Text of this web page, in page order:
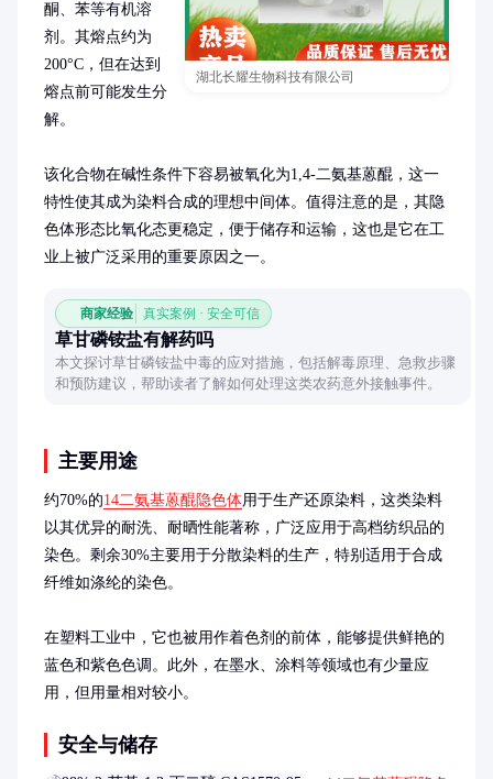
湖北长耀生物科技有限公司
酮、苯等有机溶
剂。其熔点约为
200°C，但在达到
熔点前可能发生分
解。
该化合物在碱性条件下容易被氧化为1,4-二氨基蒽醌，这一
特性使其成为染料合成的理想中间体。值得注意的是，其隐
色体形态比氧化态更稳定，便于储存和运输，这也是它在工
业上被广泛采用的重要原因之一。
商家经验 真实案例 · 安全可信
草甘磷铵盐有解药吗
本文探讨草甘磷铵盐中毒的应对措施，包括解毒原理、急救步骤
和预防建议，帮助读者了解如何处理这类农药意外接触事件。
主要用途
约70%的14二氨基蒽醌隐色体用于生产还原染料，这类染料
以其优异的耐洗、耐晒性能著称，广泛应用于高档纺织品的
染色。剩余30%主要用于分散染料的生产，特别适用于合成
纤维如涤纶的染色。
在塑料工业中，它也被用作着色剂的前体，能够提供鲜艳的
蓝色和紫色色调。此外，在墨水、涂料等领域也有少量应
用，但用量相对较小。
安全与储存